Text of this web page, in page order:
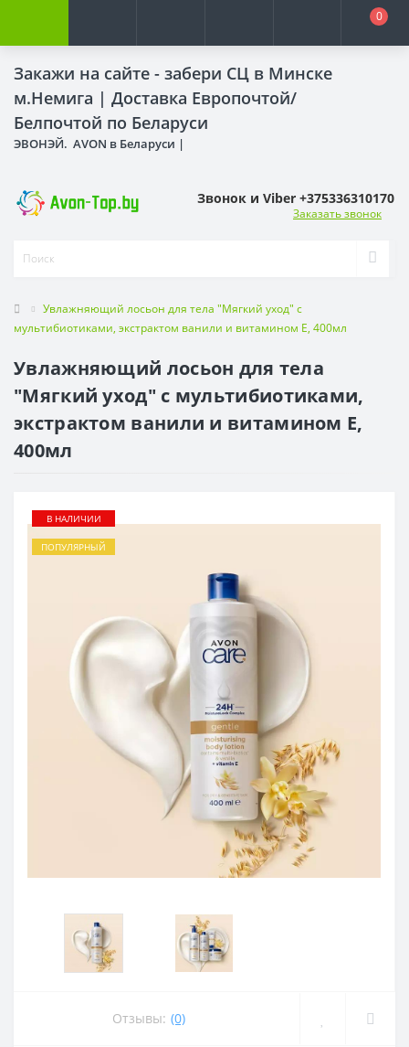
Закажи на сайте - забери СЦ в Минске
м.Немига | Доставка Европочтой/
Белпочтой по Беларуси
ЭВОНЭЙ. AVON в Беларуси |
0
Звонок и Viber +375336310170
Заказать звонок
Увлажняющий лосьон для тела "Мягкий уход" с
мультибиотиками, экстрактом ванили и витамином Е, 400мл
Увлажняющий лосьон для тела
"Мягкий уход" с мультибиотиками,
экстрактом ванили и витамином Е,
400мл
В НАЛИЧИИ
ПОПУЛЯРНЫЙ
Отзывы: (0)